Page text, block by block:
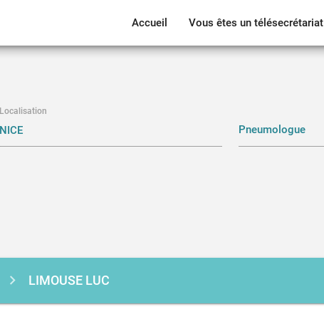
Accueil Vous êtes un télésecrétariat
Localisation
LIMOUSE LUC